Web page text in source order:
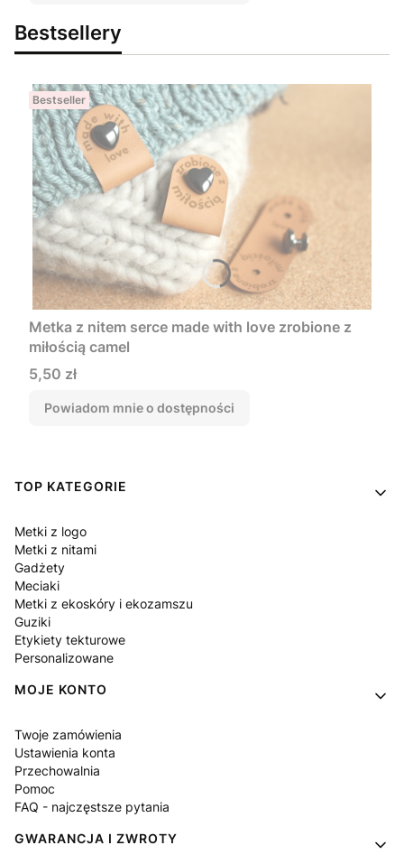
Bestsellery
Bestseller
Metka z nitem serce made with love zrobione z
miłością camel
Cena
5,50 zł
Powiadom mnie o dostępności
Linki w stopce
TOP KATEGORIE
Metki z logo
Metki z nitami
Gadżety
Meciaki
Metki z ekoskóry i ekozamszu
Guziki
Etykiety tekturowe
Personalizowane
MOJE KONTO
Twoje zamówienia
Ustawienia konta
Przechowalnia
Pomoc
FAQ - najczęstsze pytania
GWARANCJA I ZWROTY